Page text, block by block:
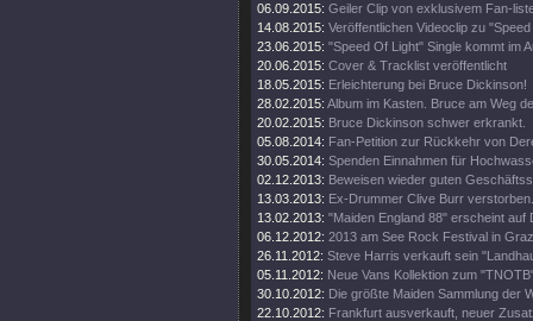
06.09.2015: Geiler Clip von exklusivem Fan-
14.08.2015: Veröffentlichen Videoclip zu
23.06.2015: "Speed Of Light" Single kommt im
20.06.2015: Cover & Tracklist veröffentlicht
18.05.2015: Erleichterung bei Bruce Dickinson!
28.02.2015: Album im Kasten. Bruce am Weg
20.02.2015: Bruce Dickinson schwer erkrankt.
05.08.2014: Fan-Petition zur Rückkehr von
30.05.2014: Spenden Einnahmen für
02.12.2013: Beweisen wieder guten
13.03.2013: Ex-Drummer Clive Burr verstorben.
13.02.2013: "Maiden England 88" erscheint auf
06.12.2012: 2013 am See Rock Festival in Graz
26.11.2012: Steve Harris verkauft sein
05.11.2012: Neue Vans Kollektion zum
30.10.2012: Die größte Maiden Sammlung der
22.10.2012: Frankfurt ausverkauft, neuer